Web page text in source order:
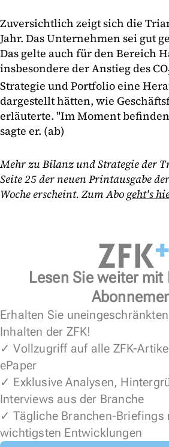
Zuversichtlich zeigt sich die
Jahr. Das Unternehmen sei gut
Das gelte auch für den Bereich
insbesondere der Anstieg des CO
Strategie und Portfolio eine
dargestellt hätten, wie
erläuterte. "Im Moment
sagte er. (ab)
Mehr zu Bilanz und Strategie der
Seite 25 der neuen Printausgabe
Woche erscheint. Zum Abo geht's
Lesen Sie weiter mit
Erhalten Sie
Inhalten der ZFK!
✓ Vollzugriff auf alle ZFK-
ePaper
✓ Exklusive Analysen,
Interviews aus der Branche
✓ Tägliche Branchen-Briefings
wichtigsten Entwicklungen